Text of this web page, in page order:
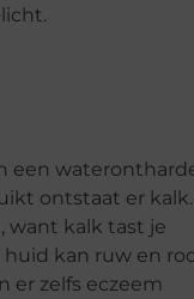
een
ontstaat er
want kalk tast je
huid kan ruw en
er zelfs eczeem